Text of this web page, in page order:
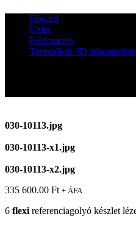
Főoldal
Üzlet
Földemérés
Tartozékok 3D
030-10113.jpg
030-10113-x1.jpg
030-10113-x2.jpg
335 600.00 Ft + ÁFA
6 flexi referenciagolyó készlet